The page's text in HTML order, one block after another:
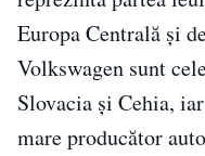
Europa Centrală şi
Volkswagen sunt
Slovacia şi Cehia,
mare producător